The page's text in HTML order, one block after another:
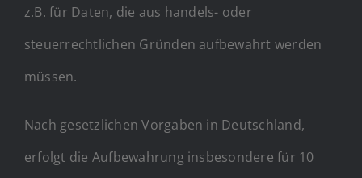
z.B. für Daten, die aus handels- oder
steuerrechtlichen Gründen aufbewahrt werden
müssen.
Nach gesetzlichen Vorgaben in Deutschland,
erfolgt die Aufbewahrung insbesondere für 10